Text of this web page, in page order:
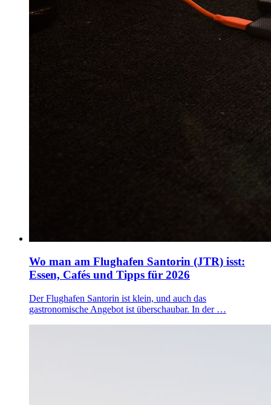
Wo man am Flughafen Santorin (JTR) isst:
Essen, Cafés und Tipps für 2026
Der Flughafen Santorin ist klein, und auch das
gastronomische Angebot ist überschaubar. In der …